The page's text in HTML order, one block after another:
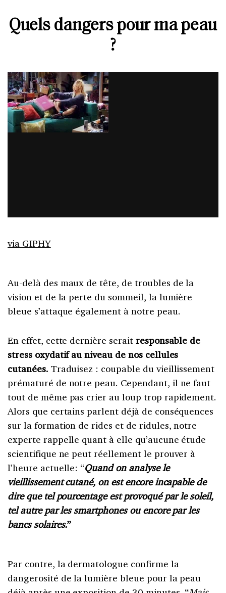
Quels dangers pour ma peau
?
via GIPHY
Au-delà des maux de tête, de troubles de la
vision et de la perte du sommeil, la lumière
bleue s’attaque également à notre peau.
En effet, cette dernière seraitresponsable de
stress oxydatif au niveau de nos cellules
cutanées. Traduisez : coupable du vieillissement
prématuré de notre peau. Cependant, il ne faut
tout de même pas crier au loup trop rapidement.
Alors que certains parlent déjà de conséquences
sur la formation de rides et de ridules, notre
experte rappelle quant à elle qu’aucune étude
scientifique ne peut réellement le prouver à
l’heure actuelle: “Quand on analyse le
vieillissement cutané, on est encore incapable de
dire que tel pourcentage est provoqué par le soleil,
tel autre par les smartphones ou encore par les
bancs solaires.”
Par contre, la dermatologue confirme la
dangerosité de la lumière bleue pour la peau